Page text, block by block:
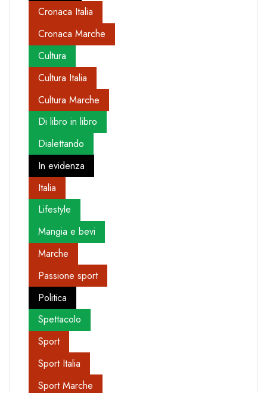
Cronaca Italia
Cronaca Marche
Cultura
Cultura Italia
Cultura Marche
Di libro in libro
Dialettando
In evidenza
Italia
Lifestyle
Mangia e bevi
Marche
Passione sport
Politica
Spettacolo
Sport
Sport Italia
Sport Marche